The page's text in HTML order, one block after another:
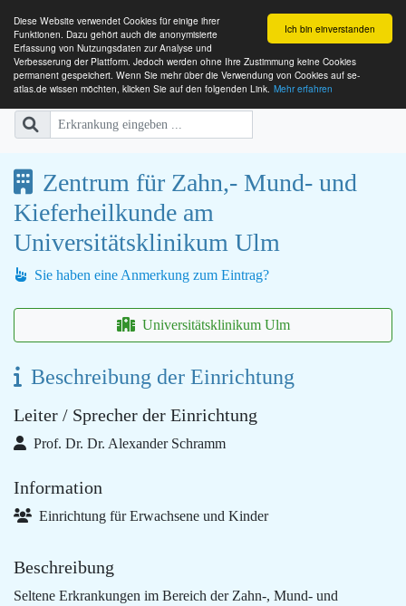
Ich bin einverstanden
Diese Website verwendet Cookies für einige ihrer
Funktionen. Dazu gehört auch die anonymisierte
Erfassung von Nutzungsdaten zur Analyse und
Verbesserung der Plattform. Jedoch werden ohne Ihre Zustimmung keine Cookies
permanent gespeichert. Wenn Sie mehr über die Verwendung von Cookies auf se-
atlas.de wissen möchten, klicken Sie auf den folgenden Link. Mehr erfahren
SE-ATLAS
Versorgungsatlas für Menschen
Zentrum für Zahn,- Mund- und
Kieferheilkunde am
Universitätsklinikum Ulm
Sie haben eine Anmerkung zum Eintrag?
Universitätsklinikum Ulm
Beschreibung der Einrichtung
Leiter / Sprecher der Einrichtung
Prof. Dr. Dr. Alexander Schramm
Information
Einrichtung für Erwachsene und Kinder
Beschreibung
Seltene Erkrankungen im Bereich der Zahn-, Mund- und